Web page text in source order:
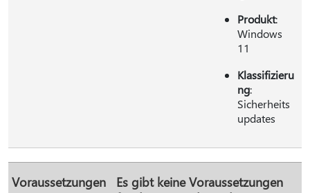
Produkt:
Windows
11
Klassifizieru
ng:
Sicherheits
updates
Voraussetzungen
Es gibt keine Voraussetzungen